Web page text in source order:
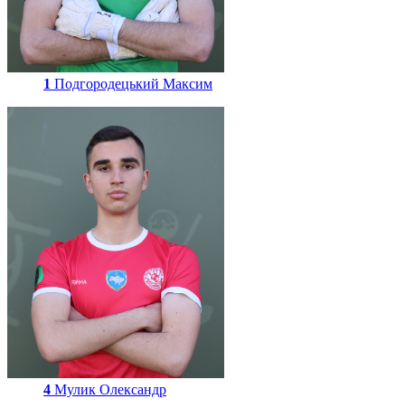
1 Подгородецький Максим
4 Мулик Олександр